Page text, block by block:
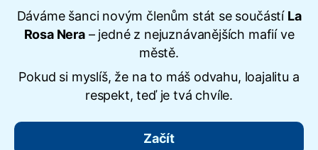
Dáváme šanci novým členům stát se součástí La
Rosa Nera– jedné z nejuznávanějších mafií ve
městě.
Pokud si myslíš, že na to máš odvahu, loajalitu a
respekt, teď je tvá chvíle.
Začít